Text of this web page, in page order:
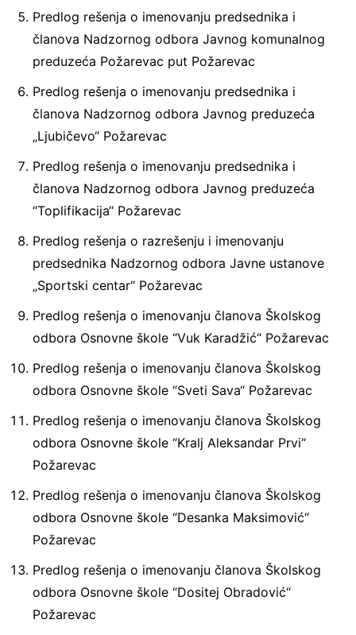
Predlog rešenja o imenovanju predsednika i
članova Nadzornog odbora Javnog komunalnog
preduzeća Požarevac put Požarevac
Predlog rešenja o imenovanju predsednika i
članova Nadzornog odbora Javnog preduzeća
„Ljubičevo“ Požarevac
Predlog rešenja o imenovanju predsednika i
članova Nadzornog odbora Javnog preduzeća
“Toplifikacija“ Požarevac
Predlog rešenja o razrešenju i imenovanju
predsednika Nadzornog odbora Javne ustanove
„Sportski centar“ Požarevac
Predlog rešenja o imenovanju članova Školskog
odbora Osnovne škole “Vuk Karadžić“ Požarevac
Predlog rešenja o imenovanju članova Školskog
odbora Osnovne škole “Sveti Sava“ Požarevac
Predlog rešenja o imenovanju članova Školskog
odbora Osnovne škole “Kralj Aleksandar Prvi“
Požarevac
Predlog rešenja o imenovanju članova Školskog
odbora Osnovne škole “Desanka Maksimović“
Požarevac
Predlog rešenja o imenovanju članova Školskog
odbora Osnovne škole “Dositej Obradović“
Požarevac